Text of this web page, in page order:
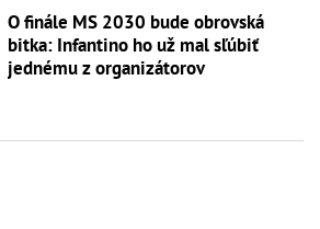
O finále MS 2030 bude obrovská
bitka: Infantino ho už mal sľúbiť
jednému z organizátorov